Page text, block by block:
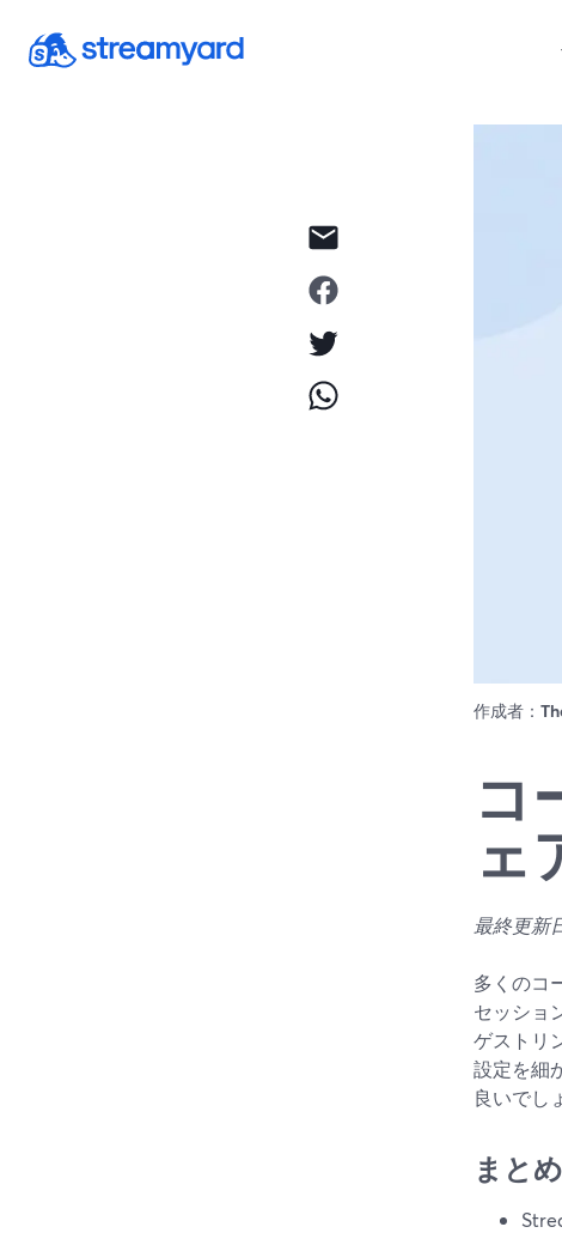
作成者：
コ
ェ
最終更新
多くのコ
セッショ
ゲストリ
設定を細
良いでし
まとめ